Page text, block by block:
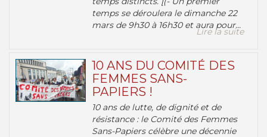
temps se déroulera le dimanche 22
mars de 9h30 à 16h30 et aura pour...
Lire la suite
10 ANS DU COMITÉ DES
FEMMES SANS-
PAPIERS !
10 ans de lutte, de dignité et de
résistance : le Comité des Femmes
Sans-Papiers célèbre une décennie